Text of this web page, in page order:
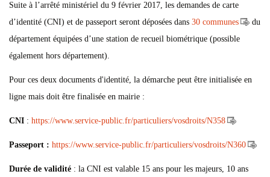
Suite à l’arrêté ministériel du 9 février 2017, les demandes de carte
d’identité (CNI) et de passeport seront déposées dans 30 communes
du
département équipées d’une station de recueil biométrique (possible
également hors département).
Pour ces deux documents d'identité, la démarche peut être initialisée en
ligne mais doit être finalisée en mairie :
CNI : https://www.service-public.fr/particuliers/vosdroits/N358
Passeport : https://www.service-public.fr/particuliers/vosdroits/N360
Durée de validité : la CNI est valable 15 ans pour les majeurs, 10 ans